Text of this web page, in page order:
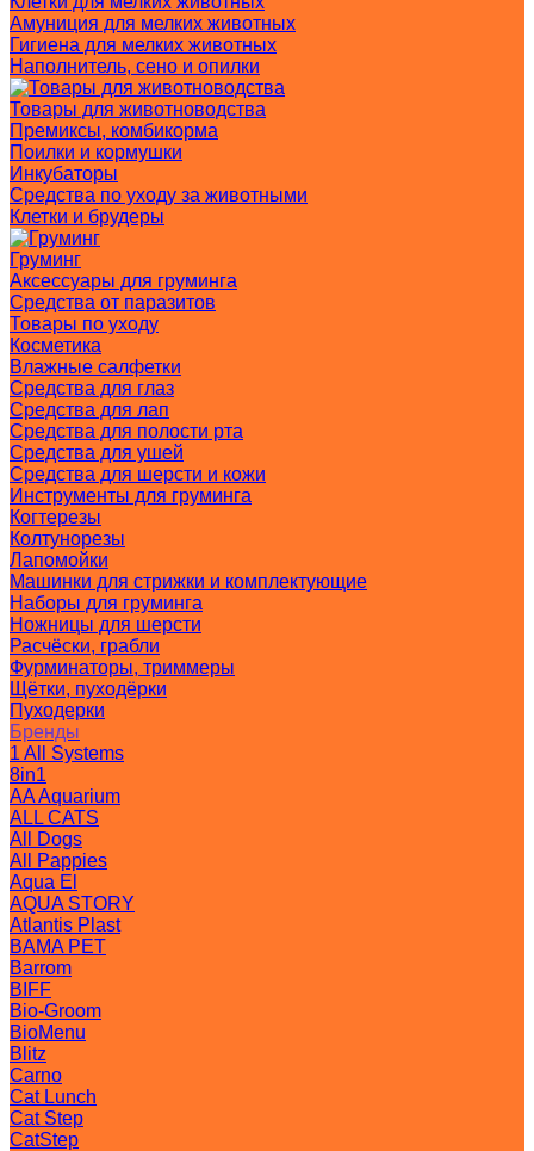
Амуниция для мелких животных
Гигиена для мелких животных
Наполнитель, сено и опилки
Товары для животноводства
Премиксы, комбикорма
Поилки и кормушки
Инкубаторы
Средства по уходу за животными
Клетки и брудеры
Груминг
Аксессуары для груминга
Средства от паразитов
Товары по уходу
Косметика
Влажные салфетки
Средства для глаз
Средства для лап
Средства для полости рта
Средства для ушей
Средства для шерсти и кожи
Инструменты для груминга
Когтерезы
Колтунорезы
Лапомойки
Машинки для стрижки и комплектующие
Наборы для груминга
Ножницы для шерсти
Расчёски, грабли
Фурминаторы, триммеры
Щётки, пуходёрки
Пуходерки
Бренды
1 All Systems
8in1
AA Aquarium
ALL CATS
All Dogs
All Pappies
Aqua El
AQUA STORY
Atlantis Plast
BAMA PET
Barrom
BIFF
Bio-Groom
BioMenu
Blitz
Carno
Cat Lunch
Cat Step
CatStep